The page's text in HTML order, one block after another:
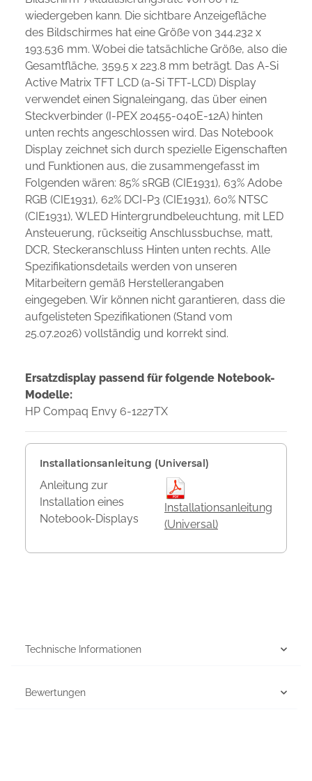
wiedergeben kann. Die sichtbare Anzeigefläche
des Bildschirmes hat eine Größe von 344.232 x
193.536 mm. Wobei die tatsächliche Größe, also die
Gesamtfläche, 359.5 x 223.8 mm beträgt. Das A-Si
Active Matrix TFT LCD (a-Si TFT-LCD) Display
verwendet einen Signaleingang, das über einen
Steckverbinder (I-PEX 20455-040E-12A) hinten
unten rechts angeschlossen wird. Das Notebook
Display zeichnet sich durch spezielle Eigenschaften
und Funktionen aus, die zusammengefasst im
Folgenden wären: 85% sRGB (CIE1931), 63% Adobe
RGB (CIE1931), 62% DCI-P3 (CIE1931), 60% NTSC
(CIE1931), WLED Hintergrundbeleuchtung, mit LED
Ansteuerung, rückseitig Anschlussbuchse, matt,
DCR, Steckeranschluss Hinten unten rechts. Alle
Spezifikationsdetails werden von unseren
Mitarbeitern gemäß Herstellerangaben
eingegeben. Wir können nicht garantieren, dass die
aufgelisteten Spezifikationen (Stand vom
25.07.2026) vollständig und korrekt sind.
Ersatzdisplay passend für folgende Notebook-
Modelle:
HP Compaq Envy 6-1227TX
Installationsanleitung (Universal)
Anleitung zur
Installation eines
Notebook-Displays
Installationsanleitung
(Universal)
Technische Informationen
Bewertungen